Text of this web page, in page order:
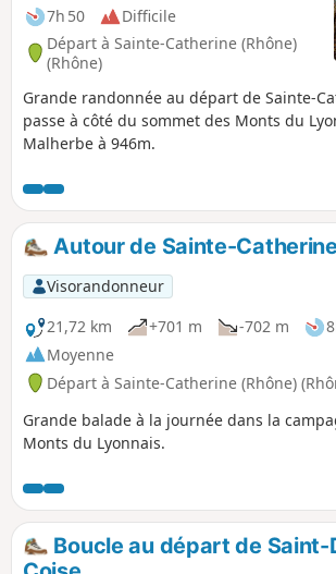
7h 50
Difficile
Départ à Sainte-Catherine (Rhône)
(Rhône)
Grande randonnée au départ de Sainte-
passe à côté du sommet des Monts du
Malherbe à 946m.
Autour de Sainte-
Visorandonneur
21,72 km
+701 m -702 m
Moyenne
Départ à Sainte-Catherine (Rhône)
Grande balade à la journée dans la
Monts du Lyonnais.
Boucle au départ de